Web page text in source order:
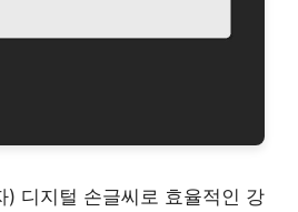
디지털 손글씨로 효율적인 강